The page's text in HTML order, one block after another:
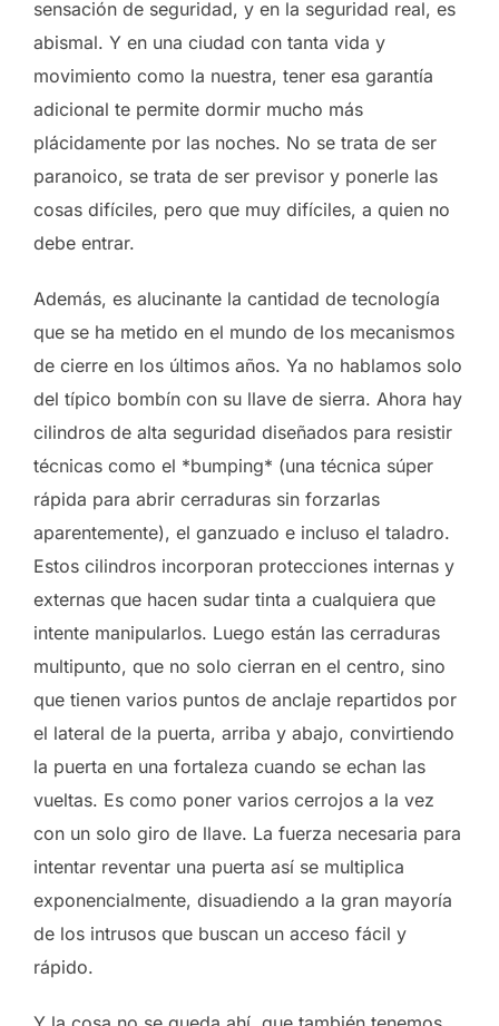
sensación de seguridad, y en la seguridad real, es
abismal. Y en una ciudad con tanta vida y
movimiento como la nuestra, tener esa garantía
adicional te permite dormir mucho más
plácidamente por las noches. No se trata de ser
paranoico, se trata de ser previsor y ponerle las
cosas difíciles, pero que muy difíciles, a quien no
debe entrar.
Además, es alucinante la cantidad de tecnología
que se ha metido en el mundo de los mecanismos
de cierre en los últimos años. Ya no hablamos solo
del típico bombín con su llave de sierra. Ahora hay
cilindros de alta seguridad diseñados para resistir
técnicas como el *bumping* (una técnica súper
rápida para abrir cerraduras sin forzarlas
aparentemente), el ganzuado e incluso el taladro.
Estos cilindros incorporan protecciones internas y
externas que hacen sudar tinta a cualquiera que
intente manipularlos. Luego están las cerraduras
multipunto, que no solo cierran en el centro, sino
que tienen varios puntos de anclaje repartidos por
el lateral de la puerta, arriba y abajo, convirtiendo
la puerta en una fortaleza cuando se echan las
vueltas. Es como poner varios cerrojos a la vez
con un solo giro de llave. La fuerza necesaria para
intentar reventar una puerta así se multiplica
exponencialmente, disuadiendo a la gran mayoría
de los intrusos que buscan un acceso fácil y
rápido.